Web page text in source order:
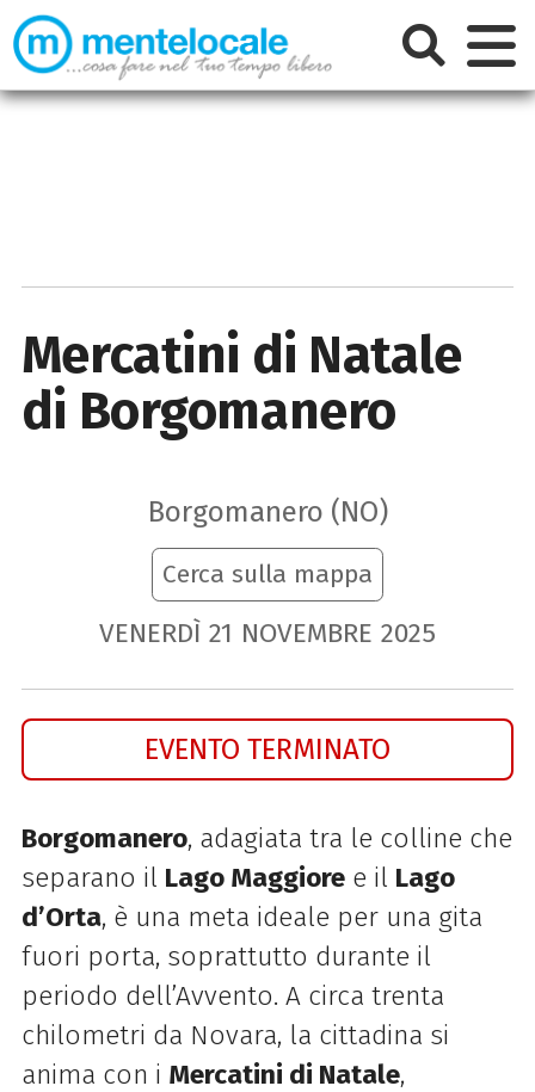
Mercatini di Natale
di Borgomanero
Borgomanero (NO)
Cerca sulla mappa
VENERDÌ 21 NOVEMBRE 2025
EVENTO TERMINATO
Borgomanero, adagiata tra le colline che
separano il Lago Maggioree il Lago
d’Orta, è una meta ideale per una gita
fuori porta, soprattutto durante il
periodo dell’Avvento. A circa trenta
chilometri da Novara, la cittadina si
anima con i Mercatini di Natale,